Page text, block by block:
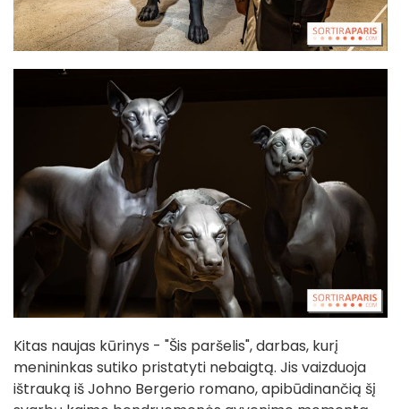
Kitas naujas kūrinys - "Šis paršelis", darbas, kurį
menininkas sutiko pristatyti nebaigtą. Jis vaizduoja
ištrauką iš Johno Bergerio romano, apibūdinančią šį